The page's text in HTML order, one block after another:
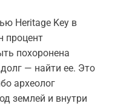
Heritage Key в
процент
похоронена
— найти ее. Это
археолог
землей и внутри